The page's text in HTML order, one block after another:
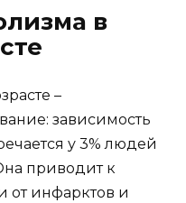
в
–
зависимость
у 3% людей
приводит к
от инфарктов и